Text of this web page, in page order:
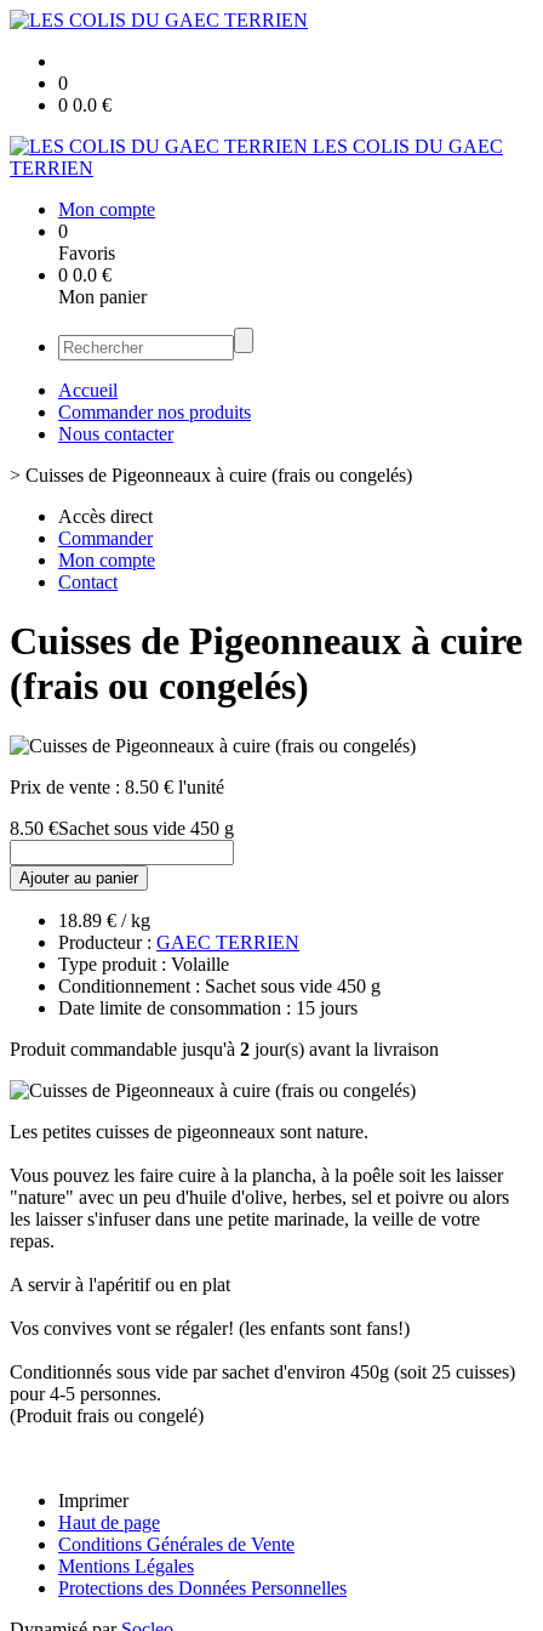
0
0 0.0 €
LES COLIS DU GAEC
TERRIEN
Mon compte
0
Favoris
0 0.0 €
Mon panier
Accueil
Commander nos produits
Nous contacter
> Cuisses de Pigeonneaux à cuire (frais ou congelés)
Accès direct
Commander
Mon compte
Contact
Cuisses de Pigeonneaux à cuire
(frais ou congelés)
Prix de vente : 8.50 € l'unité
8.50 €Sachet sous vide 450 g
Ajouter au panier
18.89 € / kg
Producteur : GAEC TERRIEN
Type produit : Volaille
Conditionnement : Sachet sous vide 450 g
Date limite de consommation : 15 jours
Produit commandable jusqu'à 2 jour(s) avant la livraison
Les petites cuisses de pigeonneaux sont nature.
Vous pouvez les faire cuire à la plancha, à la poêle soit les laisser
"nature" avec un peu d'huile d'olive, herbes, sel et poivre ou alors
les laisser s'infuser dans une petite marinade, la veille de votre
repas.
A servir à l'apéritif ou en plat
Vos convives vont se régaler! (les enfants sont fans!)
Conditionnés sous vide par sachet d'environ 450g (soit 25 cuisses)
pour 4-5 personnes.
(Produit frais ou congelé)
Imprimer
Haut de page
Conditions Générales de Vente
Mentions Légales
Protections des Données Personnelles